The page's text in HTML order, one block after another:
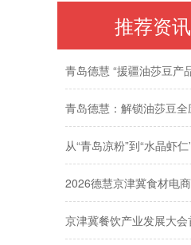
推荐资讯
丝滑浓郁，一酱多用